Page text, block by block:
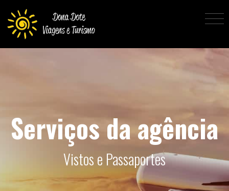
Serviços da agência
Vistos e Passaportes